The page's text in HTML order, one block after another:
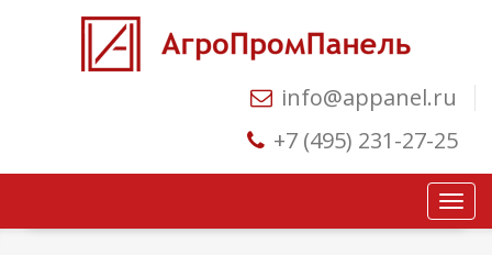
info@appanel.ru
+7 (495) 231-27-25
или